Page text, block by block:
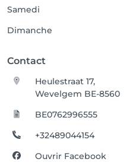
Samedi
Dimanche
Contact
Heulestraat 17,
Wevelgem BE-8560
BE0762996555
+32489044154
Ouvrir Facebook